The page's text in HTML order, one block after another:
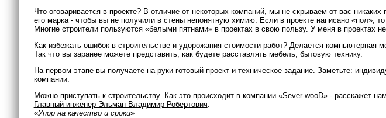
Что оговаривается в проекте? В отличие от некоторых компаний, мы не скрываем от вас
его марка - чтобы вы не получили в стены непонятную химию. Если в проекте написано «пол»,
Многие строители пользуются «белыми пятнами» в проектах в свою пользу. У меня в проектах
Как избежать ошибок в строительстве и удорожания стоимости работ? Делается
Так что вы заранее можете представить, как будете расставлять мебель, бытовую технику.
На первом этапе вы получаете на руки готовый проект и техническое задание. Заметьте:
компании.
Можно приступать к строительству. Как это происходит в компании «Sever-wooD» - расскажет нам
Главный инженер Эльман Владимир Робертович:
«Упор на качество и сроки»